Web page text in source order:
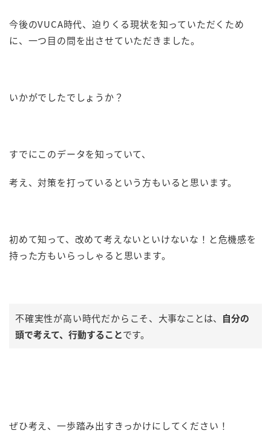
今後のVUCA時代、迫りくる現状を知っていただくため
に、一つ目の問を出させていただきました。
いかがでしたでしょうか？
すでにこのデータを知っていて、
考え、対策を打っているという方もいると思います。
初めて知って、改めて考えないといけないな！と危機感を
持った方もいらっしゃると思います。
不確実性が高い時代だからこそ、 大事なことは、 自分の
頭で考えて、行動することです。
ぜひ考え、一歩踏み出すきっかけにしてください！